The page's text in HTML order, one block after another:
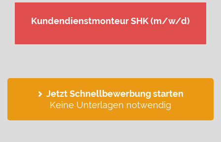
Kundendienstmonteur SHK (m/w/d)
Jetzt Schnellbewerbung starten
Keine Unterlagen notwendig